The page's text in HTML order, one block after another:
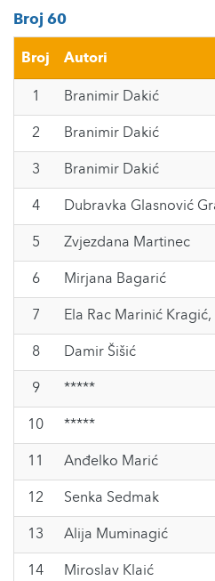
Broj 60
Broj Autori
1 Branimir Dakić
2 Branimir Dakić
3 Branimir Dakić
4 Dubravka Glasnović
5 Zvjezdana Martinec
6 Mirjana Bagarić
7 Ela Rac Marinić Kragić,
8 Damir Šišić
9 *****
10 *****
11 Anđelko Marić
12 Senka Sedmak
13 Alija Muminagić
14 Miroslav Klaić